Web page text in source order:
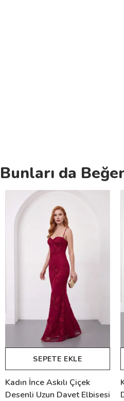
Bunları da
SEPETE EKLE
Kadın İnce Askılı Çiçek
Desenli Uzun Davet Elbisesi